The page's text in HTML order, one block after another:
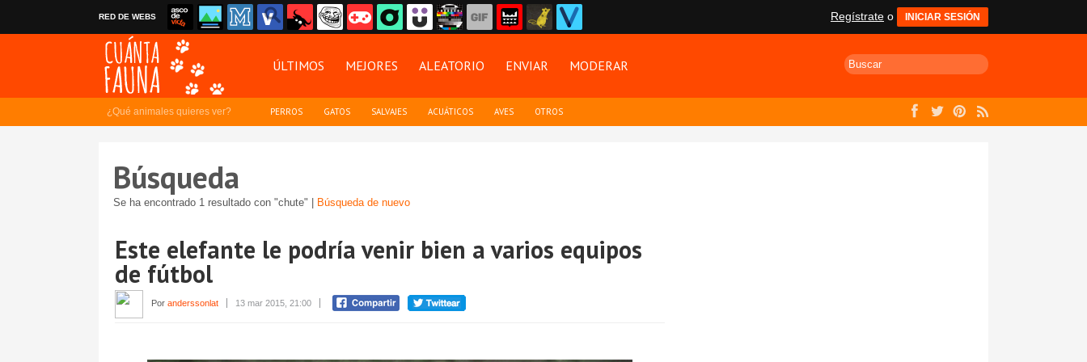
RED DE WEBS Regístrate o INICIAR SESIÓN
ÚLTIMOS MEJORES ALEATORIO ENVIAR MODERAR
¿Qué animales quieres ver? PERROS GATOS SALVAJES ACUÁTICOS AVES OTROS
Búsqueda
Se ha encontrado 1 resultado con "chute" | Búsqueda de nuevo
Este elefante le podría venir bien a varios equipos
de fútbol
Por anderssonlat 13 mar 2015, 21:00